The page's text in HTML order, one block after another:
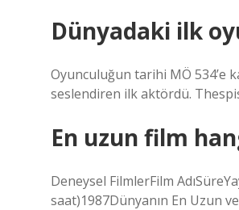
Dünyadaki ilk
Oyunculuğun tarihi MÖ 534’e
seslendiren ilk aktördü.
En uzun film
Deneysel FilmlerFilm
saat)1987Dünyanın En Uzun